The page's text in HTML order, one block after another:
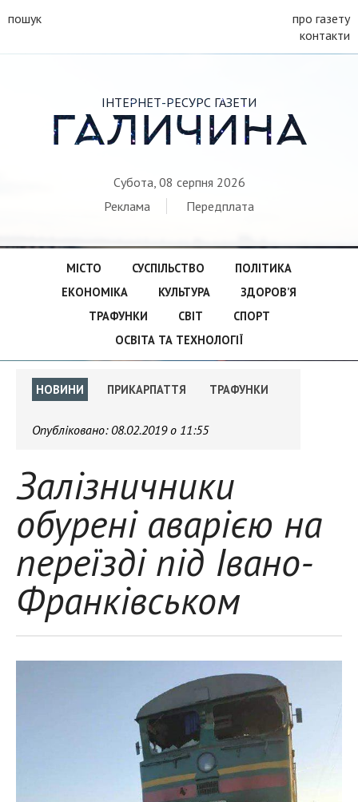
пошук
про газету
контакти
ІНТЕРНЕТ-РЕСУРС ГАЗЕТИ
ГАЛИЧИНА
Субота, 08 серпня 2026
Реклама
Передплата
МІСТО СУСПІЛЬСТВО
ПОЛІТИКА
ЕКОНОМІКА
КУЛЬТУРА
ЗДОРОВ’Я
ТРАФУНКИ
СВІТ
СПОРТ
ОСВІТА ТА ТЕХНОЛОГІЇ
НОВИНИ ПРИКАРПАТТЯ ТРАФУНКИ
Опубліковано: 08.02.2019 о 11:55
Залізничники
обурені аварією на
переїзді під Івано-
Франківськом